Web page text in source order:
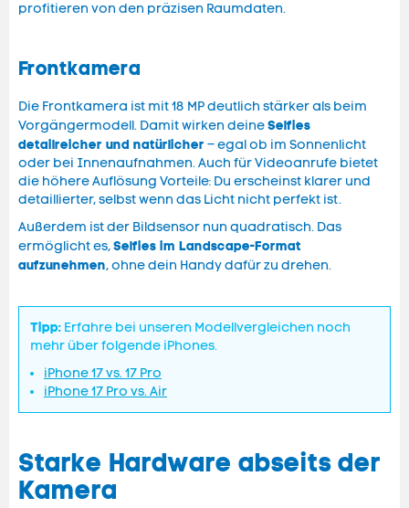
profitieren von den präzisen Raumdaten.
Frontkamera
Die Frontkamera ist mit 18 MP deutlich stärker als beim
Vorgängermodell. Damit wirken deineSelfies
detailreicher und natürlicher – egal ob im Sonnenlicht
oder bei Innenaufnahmen. Auch für Videoanrufe bietet
die höhere Auflösung Vorteile: Du erscheinst klarer und
detaillierter, selbst wenn das Licht nicht perfekt ist.
Außerdem ist der Bildsensor nun quadratisch. Das
ermöglicht es,Selfies im Landscape-Format
aufzunehmen, ohne dein Handy dafür zu drehen.
Tipp: Erfahre bei unseren Modellvergleichen noch
mehr über folgende iPhones.
iPhone 17 vs. 17 Pro
iPhone 17 Pro vs. Air
Starke Hardware abseits der
Kamera